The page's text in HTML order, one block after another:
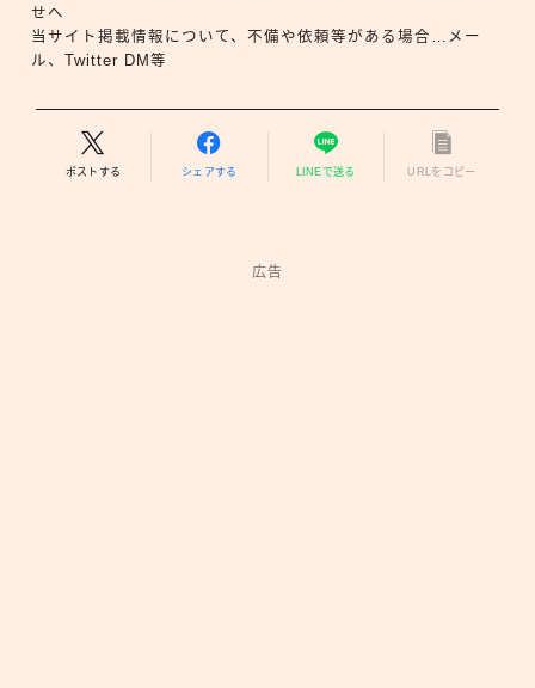
せへ
当サイト掲載情報について、不備や依頼等がある場合…メー
ル、Twitter DM等
ポストする シェアする LINEで送る URLをコピー
広告